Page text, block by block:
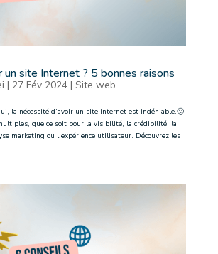
un site Internet ? 5 bonnes raisons
| 27 Fév 2024| Site web
la nécessité d’avoir un site internet est indéniable.🙂
que ce soit pour la visibilité, la crédibilité, la
marketing ou l’expérience utilisateur. Découvrez les